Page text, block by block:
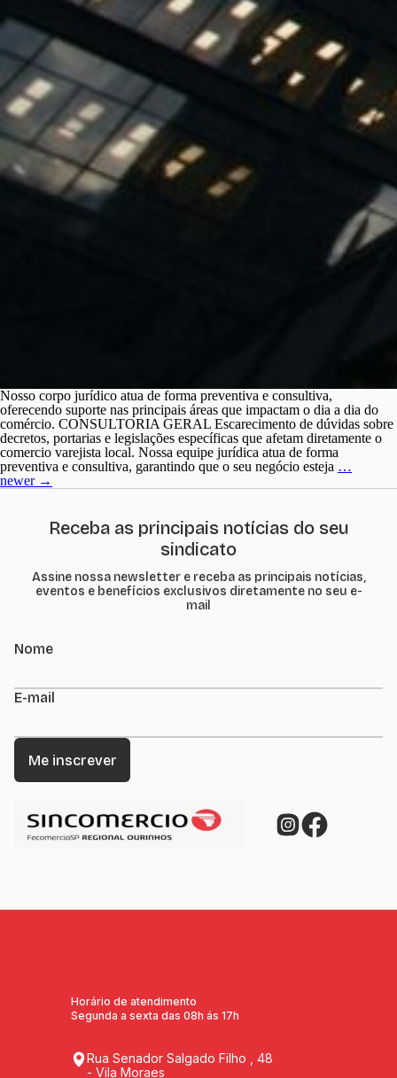
Nosso corpo jurídico atua de forma preventiva e consultiva,
oferecendo suporte nas principais áreas que impactam o dia a dia do
comércio. CONSULTORIA GERAL Escarecimento de dúvidas sobre
decretos, portarias e legislações específicas que afetam diretamente o
comercio varejista local. Nossa equipe jurídica atua de forma
preventiva e consultiva, garantindo que o seu negócio esteja …
Navegação
por
newer →
Receba as principais notícias do seu
sindicato
Assine nossa newsletter e receba as principais notícias,
eventos e benefícios exclusivos diretamente no seu e-
mail
Nome
E-mail
Horário de atendimento
Segunda a sexta das 08h ás 17h
Rua Senador Salgado Filho , 48
- Vila Moraes